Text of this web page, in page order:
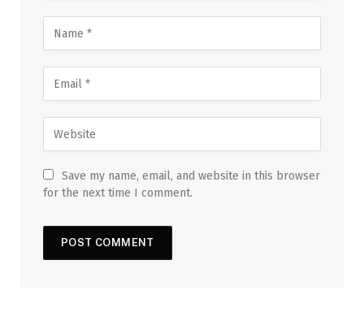
Save my name, email, and website in this browser
for the next time I comment.